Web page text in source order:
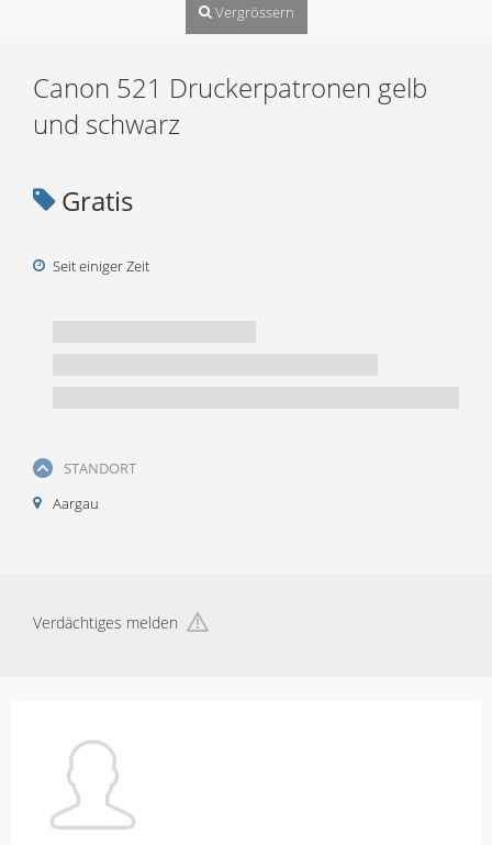
Vergrössern
Canon 521 Druckerpatronen gelb
und schwarz
Gratis
Seit einiger Zeit
STANDORT
Aargau
Verdächtiges melden